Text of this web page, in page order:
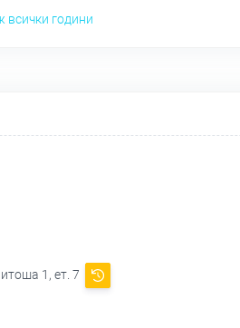
всички години
1, ет. 7